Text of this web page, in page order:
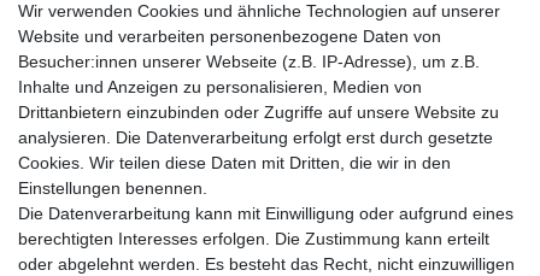
Bleibt Sie auf dem Laufenden ...
E-MAIL **
Newsletter
Honig
Hiermit bestätige ich, dass ich dieDaten­schutz­erklärunggelesen habe. Meine
Einwilligung kann ich jederzeit widerrufen.**
** Hierbei handelt es sich um ein Pflichtfeld.
Wir verwenden Cookies und ähnliche Technologien auf unserer
Website und verarbeiten personenbezogene Daten von
Besucher:innen unserer Webseite (z.B. IP-Adresse), um z.B.
Inhalte und Anzeigen zu personalisieren, Medien von
Drittanbietern einzubinden oder Zugriffe auf unsere Website zu
analysieren. Die Datenverarbeitung erfolgt erst durch gesetzte
Cookies. Wir teilen diese Daten mit Dritten, die wir in den
Einstellungen benennen.
Die Datenverarbeitung kann mit Einwilligung oder aufgrund eines
berechtigten Interesses erfolgen. Die Zustimmung kann erteilt
oder abgelehnt werden. Es besteht das Recht, nicht einzuwilligen